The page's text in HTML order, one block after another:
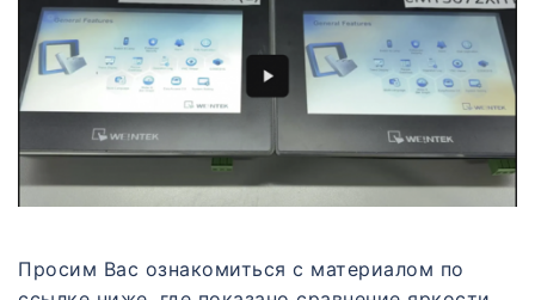
Просим Вас ознакомиться с материалом по